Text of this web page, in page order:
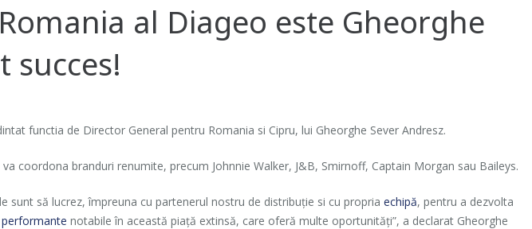
al Diageo este Gheorghe
succes!
functia de Director General pentru Romania si Cipru, lui Gheorghe Sever Andresz.
coordona branduri renumite, precum Johnnie Walker, J&B, Smirnoff, Captain Morgan sau Baileys.
să lucrez, împreuna cu partenerul nostru de distribuţie si cu propria echipă, pentru a dezvolta
performante notabile în această piaţă extinsă, care oferă multe oportunităţi”, a declarat Gheorghe